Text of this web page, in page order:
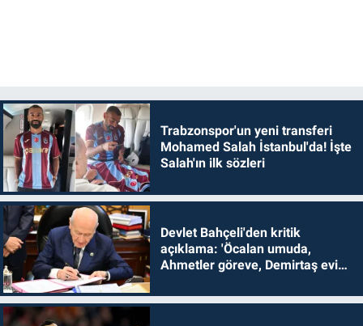
Trabzonspor'un yeni transferi
Mohamed Salah İstanbul'da! İşte
Salah'ın ilk sözleri
Devlet Bahçeli'den kritik
açıklama: 'Öcalan umuda,
Ahmetler göreve, Demirtaş evine